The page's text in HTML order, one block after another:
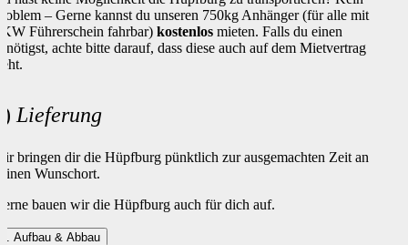
– Gerne kannst du unseren 750kg Anhänger (für alle mit
Führerschein fahrbar) kostenlos mieten. Falls du einen
achte bitte darauf, dass diese auch auf dem Mietvertrag
Lieferung
bringen dir die Hüpfburg pünktlich zur ausgemachten Zeit an
Wunschort.
bauen wir die Hüpfburg auch für dich auf.
3. Aufbau & Abbau